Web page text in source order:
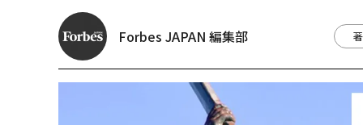
Forbes JAPAN 編集部